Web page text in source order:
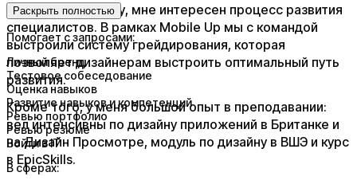
Как арт-директору, мне интересен процесс развития
специалистов. В рамках Mobile Up мы с командой
выстроили систему грейдирования, которая
позволяет дизайнерам выстроить оптимальный путь
развития.
Кроме того, у меня большой опыт в преподавании:
вел интенсивны по дизайну приложений в Британке и
на Дизайн Просмотре, модуль по дизайну в ВШЭ и курс
в EpicSkills.
Раскрыть полностью
Помогает с запросами:
Личный бренд
Тестовое собеседование
Оценка навыков
Развитие навыков и компетенций
Ревью портфолио
Ревью резюме
Войти в IT
В сферах: